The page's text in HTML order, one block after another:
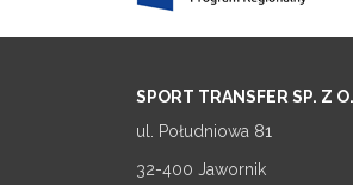
SPORT TRANSFER SP. Z
ul. Południowa 81
32-400 Jawornik